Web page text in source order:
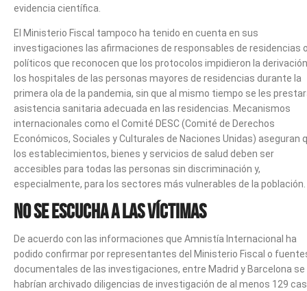
evidencia científica.
El Ministerio Fiscal tampoco ha tenido en cuenta en sus
investigaciones las afirmaciones de responsables de residencias
políticos que reconocen que los protocolos impidieron la
los hospitales de las personas mayores de residencias durante la
primera ola de la pandemia, sin que al mismo tiempo se les
asistencia sanitaria adecuada en las residencias. Mecanismos
internacionales como el Comité DESC (Comité de Derechos
Económicos, Sociales y Culturales de Naciones Unidas) aseguran
los establecimientos, bienes y servicios de salud deben ser
accesibles para todas las personas sin discriminación y,
especialmente, para los sectores más vulnerables de la población.
No se escucha a las víctimas
De acuerdo con las informaciones que Amnistía Internacional ha
podido confirmar por representantes del Ministerio Fiscal o
documentales de las investigaciones, entre Madrid y Barcelona se
habrían archivado diligencias de investigación de al menos 129